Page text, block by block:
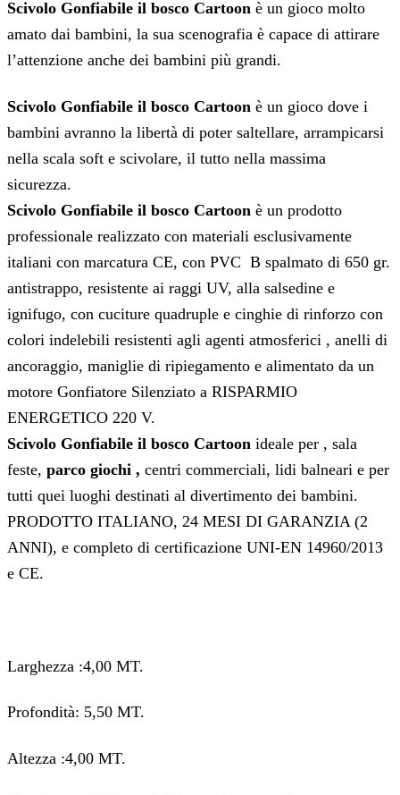
Scivolo Gonfiabile il bosco Cartoon è un gioco molto
amato dai bambini, la sua scenografia è capace di attirare
l’attenzione anche dei bambini più grandi.
Scivolo Gonfiabile il bosco Cartoon è un gioco dove i
bambini avranno la libertà di poter saltellare, arrampicarsi
nella scala soft e scivolare, il tutto nella massima
sicurezza.
Scivolo Gonfiabile il bosco Cartoon è un prodotto
professionale realizzato con materiali esclusivamente
italiani con marcatura CE, con PVC B spalmato di 650 gr.
antistrappo, resistente ai raggi UV, alla salsedine e
ignifugo, con cuciture quadruple e cinghie di rinforzo con
colori indelebili resistenti agli agenti atmosferici , anelli di
ancoraggio, maniglie di ripiegamento e alimentato da un
motore Gonfiatore Silenziato a RISPARMIO
ENERGETICO 220 V.
Scivolo Gonfiabile il bosco Cartoon ideale per , sala
feste, parco giochi , centri commerciali, lidi balneari e per
tutti quei luoghi destinati al divertimento dei bambini.
PRODOTTO ITALIANO, 24 MESI DI GARANZIA (2
ANNI), e completo di certificazione UNI-EN 14960/2013
e CE.
Larghezza :4,00 MT.
Profondità: 5,50 MT.
Altezza :4,00 MT.